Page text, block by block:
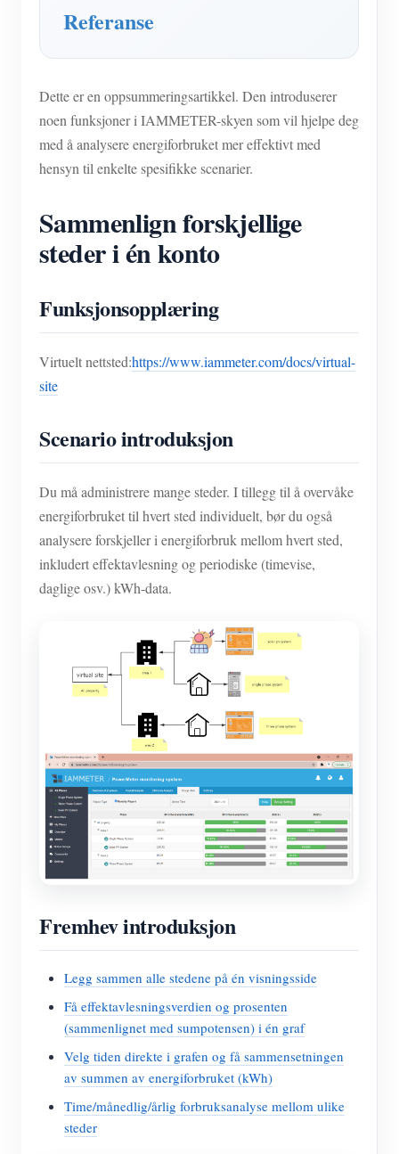
Hjemmeautomatisering
Dokument
Nyheter
Blogger
Utvikler
Utforske
Belønningsprogram
Ta kontakt med
Om oss
Referanse
Dette er en oppsummeringsartikkel. Den introduserer
noen funksjoner i IAMMETER-skyen som vil hjelpe deg
med å analysere energiforbruket mer effektivt med
hensyn til enkelte spesifikke scenarier.
Sammenlign forskjellige
steder i én konto
Funksjonsopplæring
Virtuelt nettsted:https://www.iammeter.com/docs/virtual-
site
Scenario introduksjon
Du må administrere mange steder. I tillegg til å overvåke
energiforbruket til hvert sted individuelt, bør du også
analysere forskjeller i energiforbruk mellom hvert sted,
inkludert effektavlesning og periodiske (timevise,
daglige osv.) kWh-data.
Fremhev introduksjon
Legg sammen alle stedene på én visningsside
Få effektavlesningsverdien og prosenten
(sammenlignet med sumpotensen) i én graf
Velg tiden direkte i grafen og få sammensetningen
av summen av energiforbruket (kWh)
Time/månedlig/årlig forbruksanalyse mellom ulike
steder